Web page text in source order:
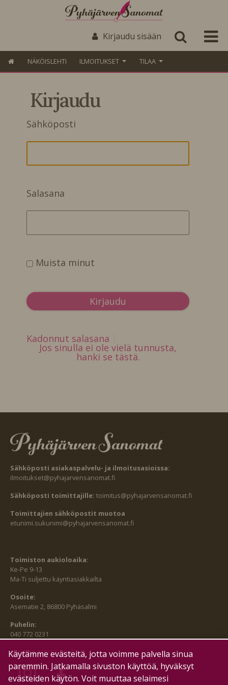
Kirjaudu sisään
NÄKÖISLEHTI ILMOITUKSET TILAA
Kirjaudu
Sähköposti
Salasana
Muista minut
Kadonnut salasana
Jos sinulla ei ole vielä tunnusta,
hanki se tästä.
Sähköposti asiakaspalvelu- ja ilmoitusasioissa:
ilmoitukset@pyhajarvensanomat.fi
Sähköposti toimittajille: toimitus@pyhajarvensanomat.fi
Toimittajien sähköpostit muotoa
etunimi.sukunimi@pyhajarvensanomat.fi
Toimiston aukioloaika:
Ke-Pe 9-13
Ma-Ti suljettu käyntiasiakkailta
Osoite:
Asematie 2, 86800 Pyhäsalmi
Puhelin:
040 772 0231
SEURAA MEITÄ MYÖS:
Käytämme evästeitä, jotta voimme palvella sinua
paremmin. Jatkamalla sivuston käyttöä, hyväksyt
evästeiden käytön. Voit muuttaa selaimesi